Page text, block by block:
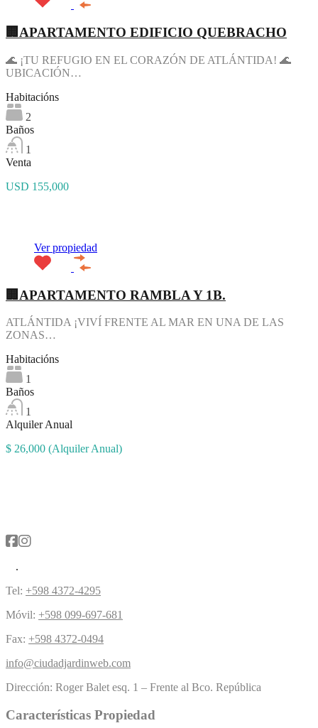
🏢APARTAMENTO EDIFICIO QUEBRACHO
🌊 ¡TU REFUGIO EN EL CORAZÓN DE ATLÁNTIDA! 🌊
UBICACIÓN…
Habitacións
2
Baños
1
Venta
USD 155,000
Ver propiedad
🏢APARTAMENTO RAMBLA Y 1B.
ATLÁNTIDA ¡VIVÍ FRENTE AL MAR EN UNA DE LAS
ZONAS…
Habitacións
1
Baños
1
Alquiler Anual
$ 26,000 (Alquiler Anual)
Tel: +598 4372-4295
Móvil: +598 099-697-681
Fax: +598 4372-0494
info@ciudadjardinweb.com
Dirección: Roger Balet esq. 1 – Frente al Bco. República
Características Propiedad